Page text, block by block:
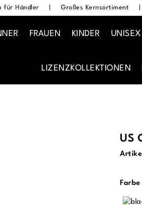
für Händler Großes Kernsortiment
FRAUEN KINDER UNISEX
LIZENZKOLLEKTIONEN
US
Farbe